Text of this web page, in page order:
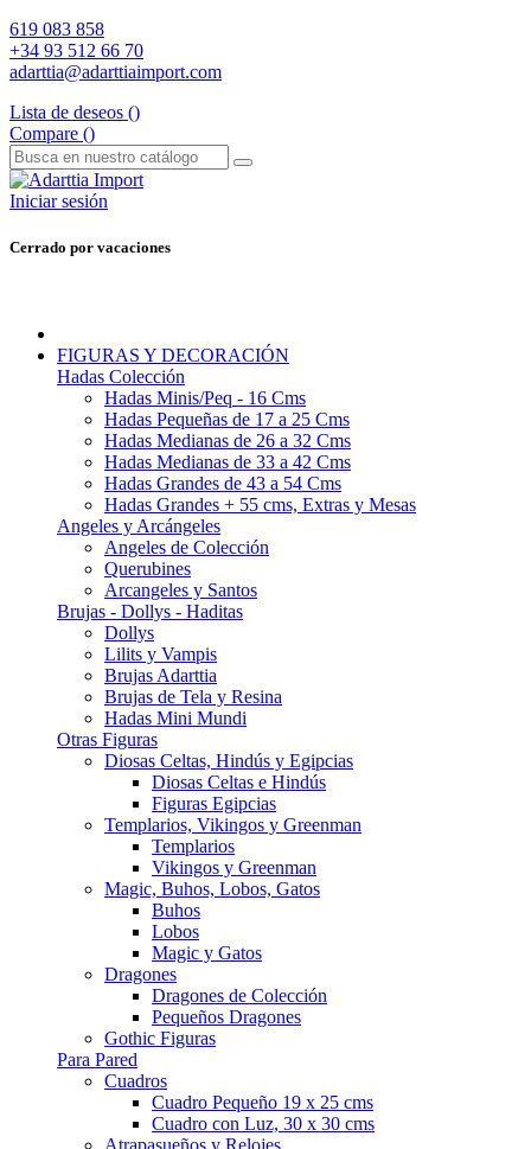
619 083 858
+34 93 512 66 70
adarttia@adarttiaimport.com
Lista de deseos ()
Compare ()
Iniciar sesión
Cerrado por vacaciones
FIGURAS Y DECORACIÓN
Hadas Colección
Hadas Minis/Peq - 16 Cms
Hadas Pequeñas de 17 a 25 Cms
Hadas Medianas de 26 a 32 Cms
Hadas Medianas de 33 a 42 Cms
Hadas Grandes de 43 a 54 Cms
Hadas Grandes + 55 cms, Extras y Mesas
Angeles y Arcángeles
Angeles de Colección
Querubines
Arcangeles y Santos
Brujas - Dollys - Haditas
Dollys
Lilits y Vampis
Brujas Adarttia
Brujas de Tela y Resina
Hadas Mini Mundi
Otras Figuras
Diosas Celtas, Hindús y Egipcias
Diosas Celtas e Hindús
Figuras Egipcias
Templarios, Vikingos y Greenman
Templarios
Vikingos y Greenman
Magic, Buhos, Lobos, Gatos
Buhos
Lobos
Magic y Gatos
Dragones
Dragones de Colección
Pequeños Dragones
Gothic Figuras
Para Pared
Cuadros
Cuadro Pequeño 19 x 25 cms
Cuadro con Luz, 30 x 30 cms